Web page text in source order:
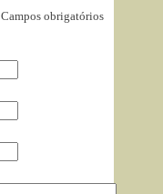
Campos obrigatórios